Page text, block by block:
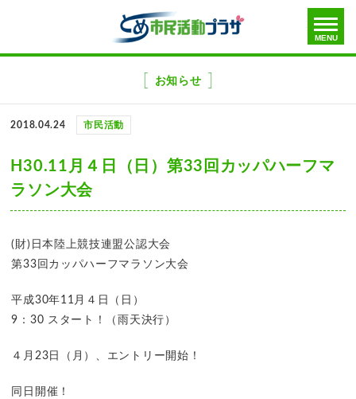
ニ
ば
toggle
menu
MENU
お知らせ
2018.04.24 市民活動
H30.11月４日（日）第33回カッパハーフマ
ラソン大会
(財)日本陸上競技連盟公認大会
第33回カッパハーフマラソン大会
平成30年11月４日（日）
9：30 スタート！（雨天決行）
４月23日（月）、エントリー開始！
同日開催！